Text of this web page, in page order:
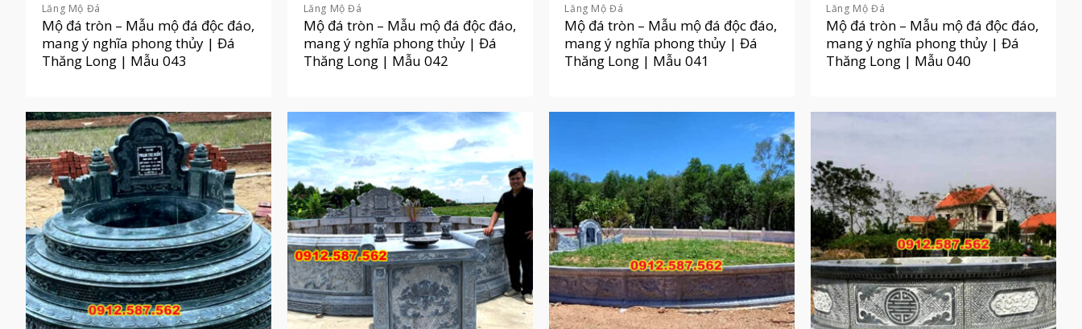
Lăng Mộ Đá
Mộ đá tròn – Mẫu mộ đá độc đáo,
mang ý nghĩa phong thủy | Đá
Thăng Long | Mẫu 043
Lăng Mộ Đá
Mộ đá tròn – Mẫu mộ đá độc đáo,
mang ý nghĩa phong thủy | Đá
Thăng Long | Mẫu 042
Lăng Mộ Đá
Mộ đá tròn – Mẫu mộ đá độc đáo,
mang ý nghĩa phong thủy | Đá
Thăng Long | Mẫu 041
Lăng Mộ Đá
Mộ đá tròn – Mẫu mộ đá độc đáo,
mang ý nghĩa phong thủy | Đá
Thăng Long | Mẫu 040